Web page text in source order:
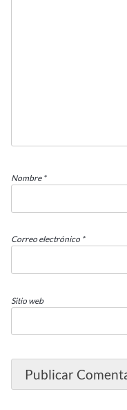
Nombre *
Correo electrónico *
Sitio web